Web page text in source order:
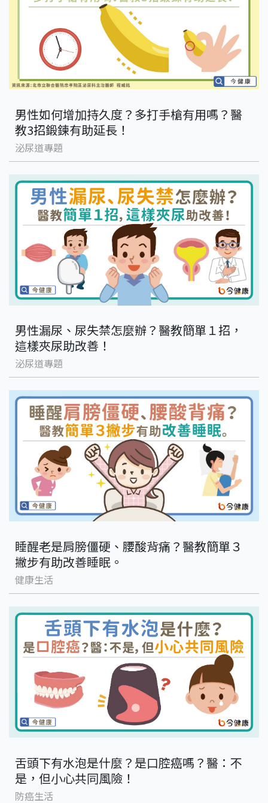
男性如何增加持久度？多打手槍有用嗎？醫
教3招鍛鍊有助延長！
泌尿道專題
男性漏尿、尿失禁怎麼辦？醫教簡單１招，
這樣夾尿助改善！
泌尿道專題
睡醒老是肩膀僵硬、腰酸背痛？醫教簡單３
撇步有助改善睡眠。
健康生活
舌頭下有水泡是什麼？是口腔癌嗎？醫：不
是，但小心共同風險！
防癌生活